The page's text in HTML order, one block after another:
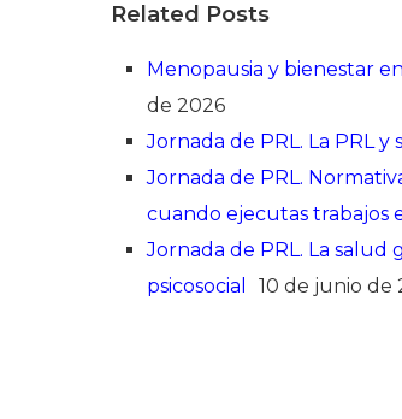
Related Posts
Menopausia y bienestar
de 2026
Jornada de PRL. La PRL
Jornada de PRL.
cuando ejecutas trabajos
Jornada de PRL. La
psicosocial
10 de junio de